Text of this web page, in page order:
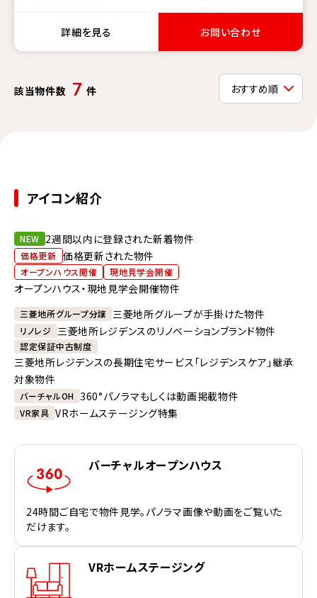
詳細を見る お問い合わせ
該当物件数 7 件
アイコン紹介
NEW 2週間以内に登録された新着物件
価格更新 価格更新された物件
オープンハウス開催 現地見学会開催
オープンハウス・現地見学会開催物件
三菱地所グループ分譲 三菱地所グループが手掛けた物件
リノレジ 三菱地所レジデンスのリノベーションブランド物件
認定保証中古制度
三菱地所レジデンスの長期住宅サービス「レジデンスケア」継承
対象物件
バーチャルOH 360°パノラマもしくは動画掲載物件
VR家具 VRホームステージング特集
バーチャルオープンハウス
24時間ご自宅で物件見学。パノラマ画像や動画をご覧いた
だけます。
VRホームステージング